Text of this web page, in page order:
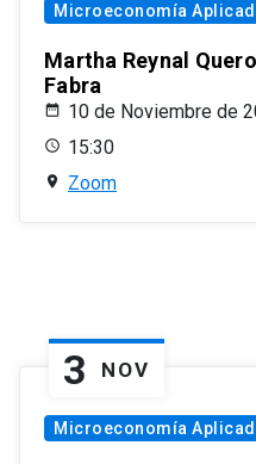
Microeconomía
Martha Reynal
Fabra
10 de Noviembre de
15:30
Zoom
3 NOV
Microeconomía